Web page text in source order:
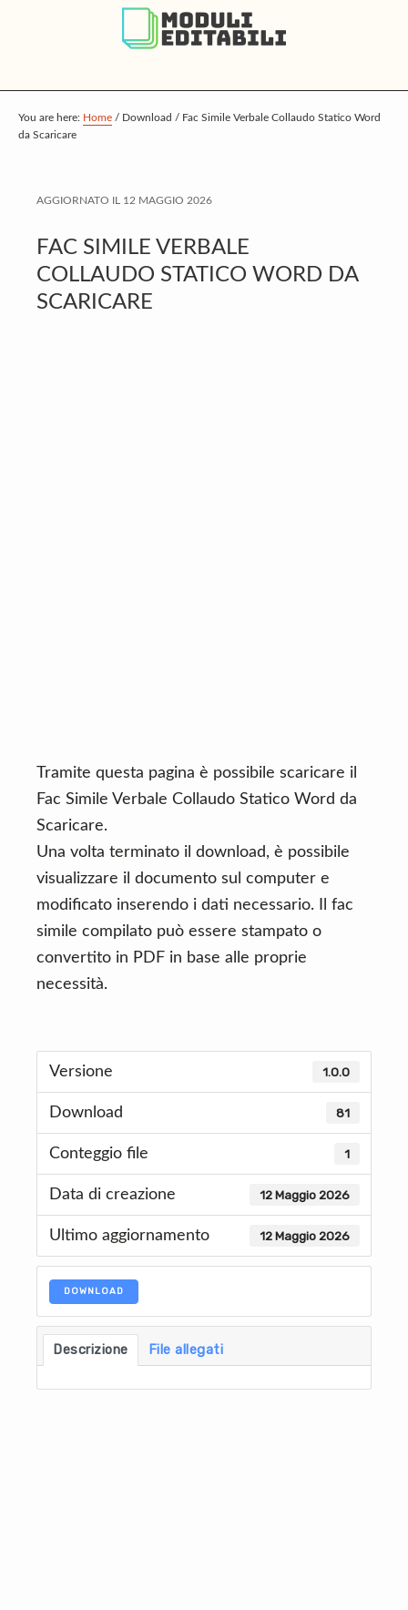
p
t
a
n
c
o
p
t
r
m
a
r
p
t
o
t
e
r
You are here: Home / Download / Fac Simile Verbale Collaudo Statico Word
da Scaricare
AGGIORNATO IL 12 MAGGIO 2026
FAC SIMILE VERBALE
COLLAUDO STATICO WORD DA
SCARICARE
Tramite questa pagina è possibile scaricare il
Fac Simile Verbale Collaudo Statico Word da
Scaricare.
Una volta terminato il download, è possibile
visualizzare il documento sul computer e
modificato inserendo i dati necessario. Il fac
simile compilato può essere stampato o
convertito in PDF in base alle proprie
necessità.
Versione 1.0.0
Download 81
Conteggio file 1
Data di creazione 12 Maggio 2026
Ultimo aggiornamento 12 Maggio 2026
DOWNLOAD
Descrizione File allegati